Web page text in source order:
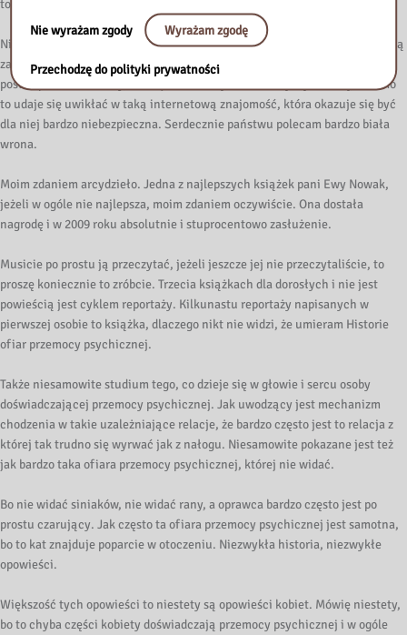
toksycznym związku i po prostu udaje radę uratować siebie.
Niezwykła sytuacja wspaniała, pokrzepiająca powieść mimo tego, że budzą
za grozę i mówię otwarcie. Tam też jest taki wątek drugoplanowy, taka
postać poboczna mamy, która jest dorosłą i bardzo mądrą kobietą, a mimo
to udaje się uwikłać w taką internetową znajomość, która okazuje się być
dla niej bardzo niebezpieczna. Serdecznie państwu polecam bardzo biała
wrona.
Moim zdaniem arcydzieło. Jedna z najlepszych książek pani Ewy Nowak,
jeżeli w ogóle nie najlepsza, moim zdaniem oczywiście. Ona dostała
nagrodę i w 2009 roku absolutnie i stuprocentowo zasłużenie.
Musicie po prostu ją przeczytać, jeżeli jeszcze jej nie przeczytaliście, to
proszę koniecznie to zróbcie. Trzecia książkach dla dorosłych i nie jest
powieścią jest cyklem reportaży. Kilkunastu reportaży napisanych w
pierwszej osobie to książka, dlaczego nikt nie widzi, że umieram Historie
ofiar przemocy psychicznej.
Także niesamowite studium tego, co dzieje się w głowie i sercu osoby
doświadczającej przemocy psychicznej. Jak uwodzący jest mechanizm
chodzenia w takie uzależniające relacje, że bardzo często jest to relacja z
której tak trudno się wyrwać jak z nałogu. Niesamowite pokazane jest też
jak bardzo taka ofiara przemocy psychicznej, której nie widać.
Bo nie widać siniaków, nie widać rany, a oprawca bardzo często jest po
prostu czarujący. Jak często ta ofiara przemocy psychicznej jest samotna,
bo to kat znajduje poparcie w otoczeniu. Niezwykła historia, niezwykłe
opowieści.
Większość tych opowieści to niestety są opowieści kobiet. Mówię niestety,
bo to chyba części kobiety doświadczają przemocy psychicznej i w ogóle
Nie wyrażam zgody Wyrażam zgodę
Przechodzę do polityki prywatności